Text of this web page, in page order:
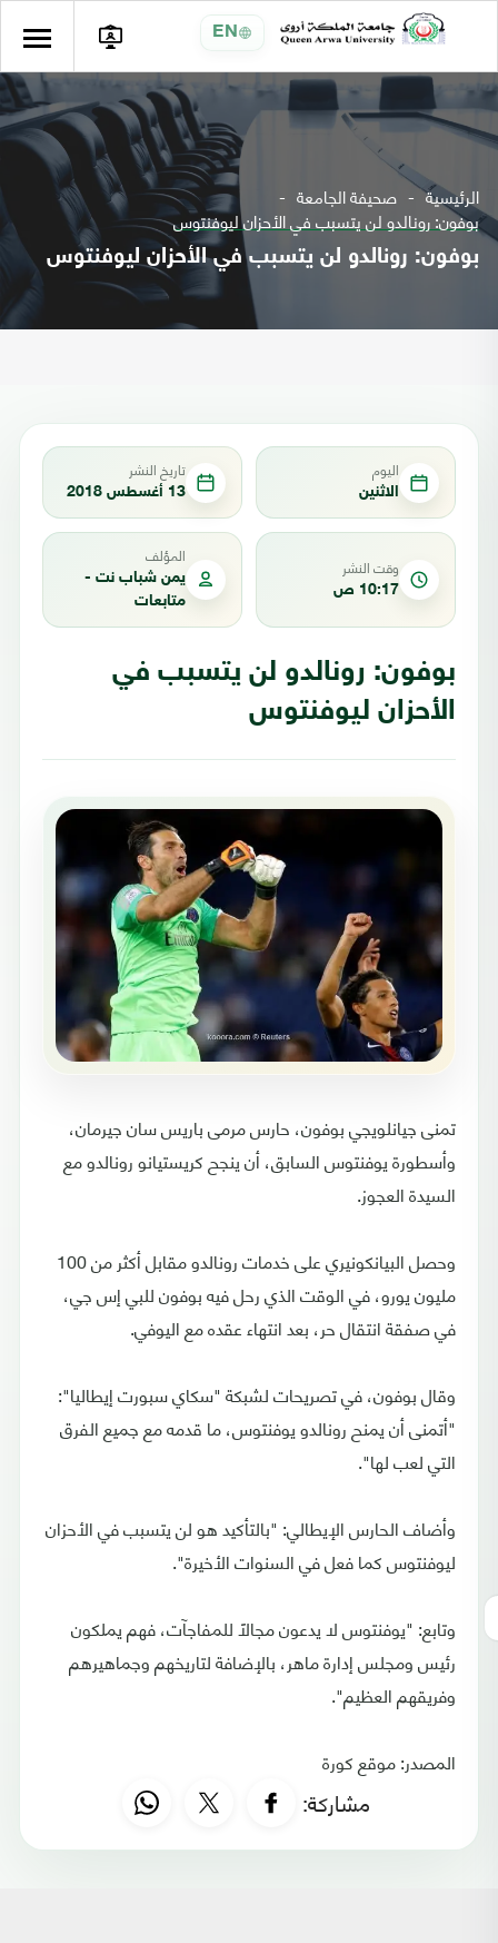
EN
الرئيسية صحيفة الجامعة
بوفون: رونالدو لن يتسبب في الأحزان ليوفنتوس
بوفون: رونالدو لن يتسبب في الأحزان ليوفنتوس
اليوم
الاثنين
تاريخ النشر
13 أغسطس 2018
وقت النشر
10:17 ص
المؤلف
يمن شباب نت -
متابعات
بوفون: رونالدو لن يتسبب في
الأحزان ليوفنتوس
تمنى جيانلويجي بوفون، حارس مرمى باريس سان جيرمان،
وأسطورة يوفنتوس السابق، أن ينجح كريستيانو رونالدو مع
السيدة العجوز.
وحصل البيانكونيري على خدمات رونالدو مقابل أكثر من 100
مليون يورو، في الوقت الذي رحل فيه بوفون للبي إس جي،
في صفقة انتقال حر، بعد انتهاء عقده مع اليوفي.
وقال بوفون، في تصريحات لشبكة "سكاي سبورت إيطاليا":
"أتمنى أن يمنح رونالدو يوفنتوس، ما قدمه مع جميع الفرق
التي لعب لها".
وأضاف الحارس الإيطالي: "بالتأكيد هو لن يتسبب في الأحزان
ليوفنتوس كما فعل في السنوات الأخيرة".
وتابع: "يوفنتوس لا يدعون مجالاً للمفاجآت، فهم يملكون
رئيس ومجلس إدارة ماهر، بالإضافة لتاريخهم وجماهيرهم
وفريقهم العظيم".
المصدر: موقع كورة
مشاركة: